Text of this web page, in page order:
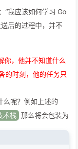
“我应该如何学习 Go
后的过程中，并不
你，他并不知道什么
的时刻，他的任务只
么呢？例如上述的
术栈 那么将会包装为